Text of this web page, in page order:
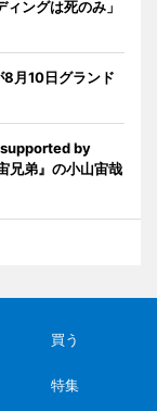
ングは死のみ」
8月10日グランド
supported by
兄弟』の小山宙哉
買う
特集